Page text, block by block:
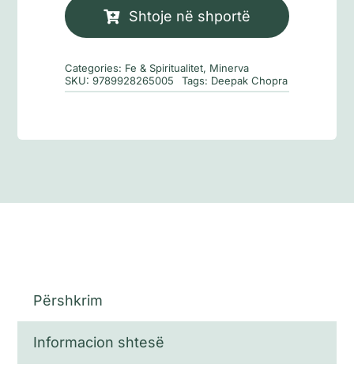
ligjet
shpirtërore
suksesit
Shtoje në shportë
Categories: Fe & Spiritualitet, Minerva
SKU:9789928265005 Tags: Deepak Chopra
Përshkrim
Informacion shtesë